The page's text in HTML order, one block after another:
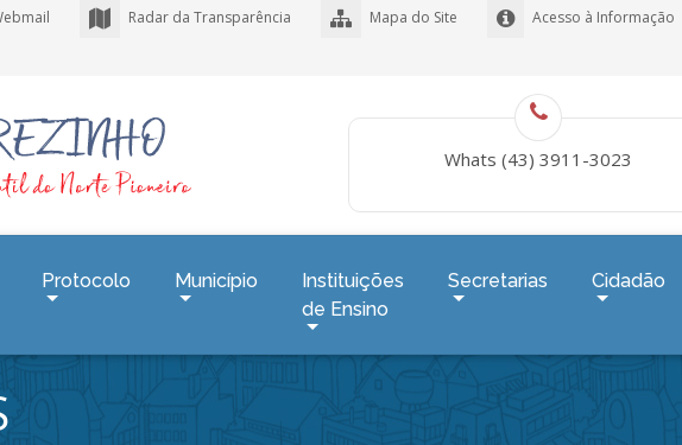
Acesso à Informação
Mapa do Site
Radar da Transparência
Whats (43) 3911-3023
Protocolo Município
Instituições
de Ensino
Secretarias Cidadão